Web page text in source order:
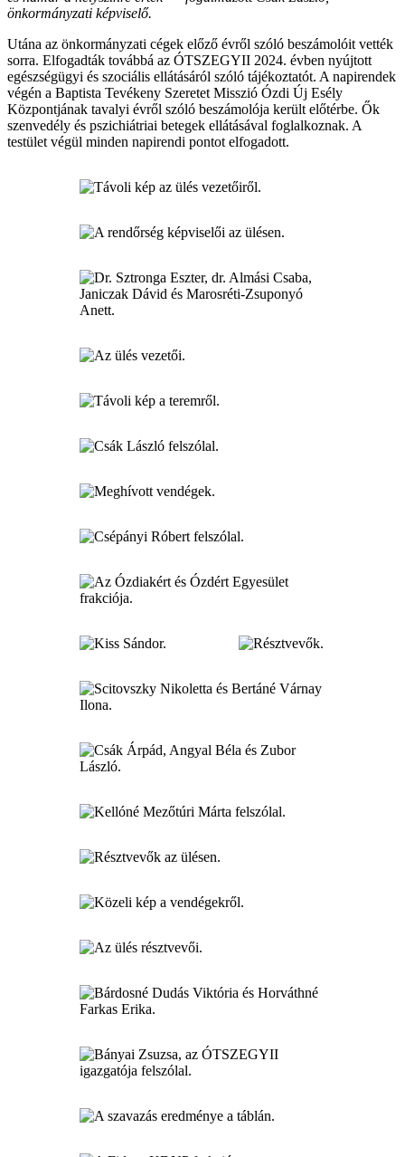
önkormányzati képviselő.
Utána az önkormányzati cégek előző évről szóló beszámolóit vették
sorra. Elfogadták továbbá az ÓTSZEGYII 2024. évben nyújtott
egészségügyi és szociális ellátásáról szóló tájékoztatót. A napirendek
végén a Baptista Tevékeny Szeretet Misszió Ózdi Új Esély
Központjának tavalyi évről szóló beszámolója került előtérbe. Ők
szenvedély és pszichiátriai betegek ellátásával foglalkoznak. A
testület végül minden napirendi pontot elfogadott.